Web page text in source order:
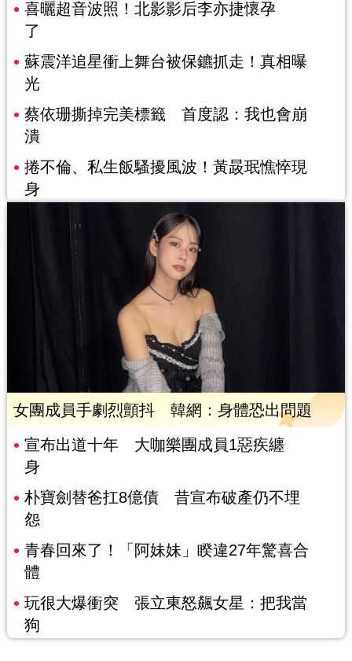
喜曬超音波照！北影影后李亦捷懷孕
了
蘇震洋追星衝上舞台被保鑣抓走！真相曝
光
蔡依珊撕掉完美標籤 首度認：我也會崩
潰
捲不倫、私生飯騷擾風波！黃晸珉憔悴現
身
女團成員手劇烈顫抖 韓網：身體恐出問題
宣布出道十年 大咖樂團成員1惡疾纏
身
朴寶劍替爸扛8億債 昔宣布破產仍不埋
怨
青春回來了！「阿妹妹」睽違27年驚喜合
體
玩很大爆衝突 張立東怒飆女星：把我當
狗